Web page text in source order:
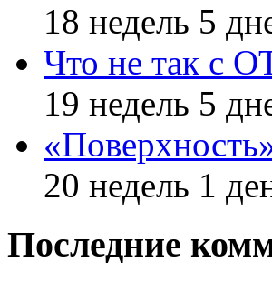
18 недель 5
Что не так с
19 недель 5
20 недель 1
Последние